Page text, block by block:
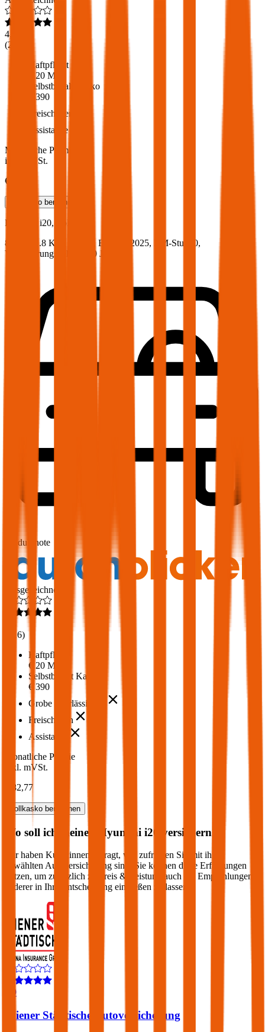
4,6
(216
Haftpflicht
€ 20 Mio.
Selbstbehalt Kasko
€ 390
Freischaden
Assistance
Monatliche Prämie
inkl. mVSt.
€ 53,14
Teilkasko berechnen
Hyundai
i20, Vollkasko
84 PS/61.8 KW, benzin, Baujahr 2025, BM-Stufe 0,
Versicherungsnehmer 30 Jahre
Produktnote
Ausgezeichnet
216)
Haftpflicht
€ 20 Mio.
Selbstbehalt Kasko
€ 390
Grobe Fahrlässigkeit
Freischaden
Assistance
Monatliche Prämie
inkl. mVSt.
€ 82,77
Vollkasko berechnen
Wo soll ich meinen Hyundai i20 versichern?
Wir haben Kund:innen befragt, wie zufrieden Sie mit ihrer
gewählten Autoversicherung sind. Sie können diese Erfahrungen
nutzen, um zusätzlich zu Preis & Leistung auch die Empfehlungen
anderer in Ihre Entscheidung einfließen zu lassen:
3,9
Wiener Städtische Autoversicherung